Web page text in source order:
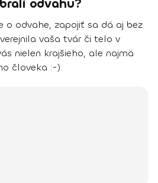
odvahu?
o odvahe, zapojiť sa dá aj bez
vaša tvár či telo v
nielen krajšieho, ale najmä
človeka :-).